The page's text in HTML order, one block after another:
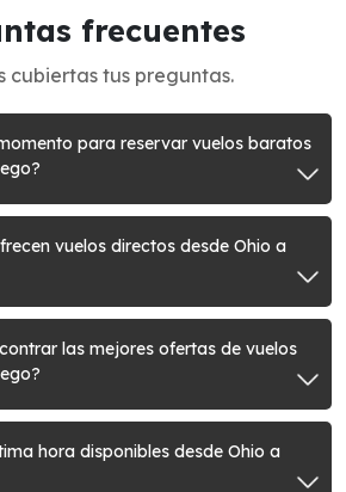
frecuentes
cubiertas tus preguntas.
para reservar vuelos baratos
vuelos directos desde Ohio a
las mejores ofertas de vuelos
hora disponibles desde Ohio a